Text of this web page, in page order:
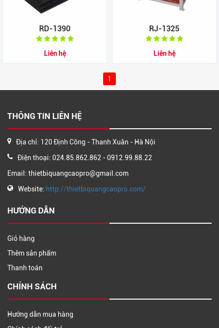
RD-1390
Liên hệ
RJ-1325
Liên hệ
1
THÔNG TIN LIÊN HỆ
Địa chỉ: 120 Định Công - Thanh Xuân - Hà Nội
Điện thoại: 024.85.862.862 - 0912.99.88.22
Email: thietbiquangcaopro@gmail.com
Website: http://thietbiquangcaopro.com/
HƯỚNG DẪN
Giỏ hàng
Thêm sản phẩm
Thanh toán
CHÍNH SÁCH
Hướng dẫn mua hàng